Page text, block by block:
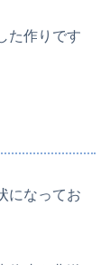
た作りです
になってお